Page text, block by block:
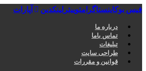
فیس بوکاینستاگرامتوییتر لینکدین آپارات
درباره ما
تماس باما
تبلیغات
طراحی سایت
قوانین و مقررات